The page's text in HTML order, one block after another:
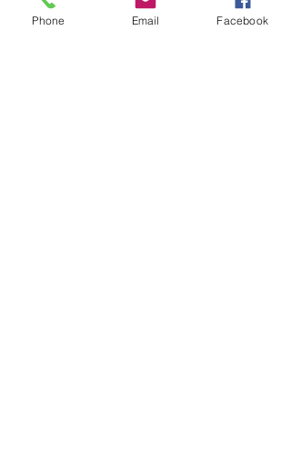
Phone Email Facebook